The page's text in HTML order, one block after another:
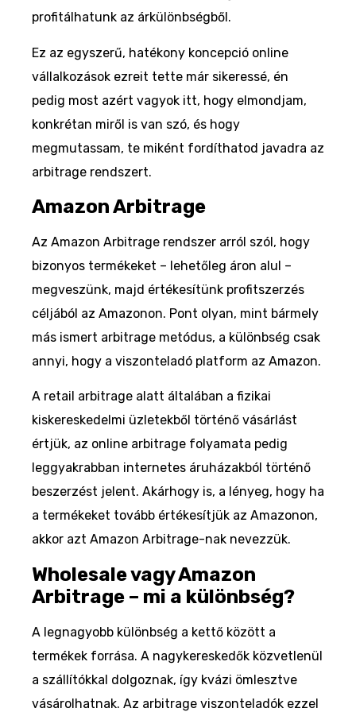
profitálhatunk az árkülönbségből.
Ez az egyszerű, hatékony koncepció online
vállalkozások ezreit tette már sikeressé, én
pedig most azért vagyok itt, hogy elmondjam,
konkrétan miről is van szó, és hogy
megmutassam, te miként fordíthatod javadra az
arbitrage rendszert.
Amazon Arbitrage
Az Amazon Arbitrage rendszer arról szól, hogy
bizonyos termékeket – lehetőleg áron alul –
megveszünk, majd értékesítünk profitszerzés
céljából az Amazonon. Pont olyan, mint bármely
más ismert arbitrage metódus, a különbség csak
annyi, hogy a viszonteladó platform az Amazon.
A retail arbitrage alatt általában a fizikai
kiskereskedelmi üzletekből történő vásárlást
értjük, az online arbitrage folyamata pedig
leggyakrabban internetes áruházakból történő
beszerzést jelent. Akárhogy is, a lényeg, hogy ha
a termékeket tovább értékesítjük az Amazonon,
akkor azt Amazon Arbitrage-nak nevezzük.
Wholesale vagy Amazon
Arbitrage – mi a különbség?
A legnagyobb különbség a kettő között a
termékek forrása. A nagykereskedők közvetlenül
a szállítókkal dolgoznak, így kvázi ömlesztve
vásárolhatnak. Az arbitrage viszonteladók ezzel